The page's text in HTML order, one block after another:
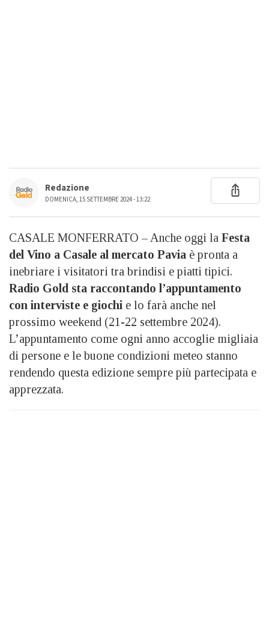
Redazione
DOMENICA, 15 SETTEMBRE 2024 - 13:22
CASALE MONFERRATO – Anche oggi la Festa
del Vino a Casale al mercato Pavia è pronta a
inebriare i visitatori tra brindisi e piatti tipici.
Radio Gold sta raccontando l’appuntamento
con interviste e giochi e lo farà anche nel
prossimo weekend (21-22 settembre 2024).
L’appuntamento come ogni anno accoglie migliaia
di persone e le buone condizioni meteo stanno
rendendo questa edizione sempre più partecipata e
apprezzata.